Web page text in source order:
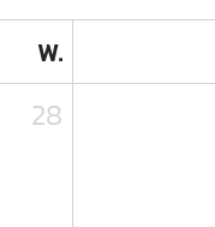
พ.
28